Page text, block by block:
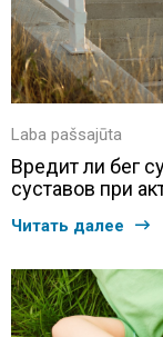
Laba pašsajūta
Вредит ли бег
суставов при
Читать далее